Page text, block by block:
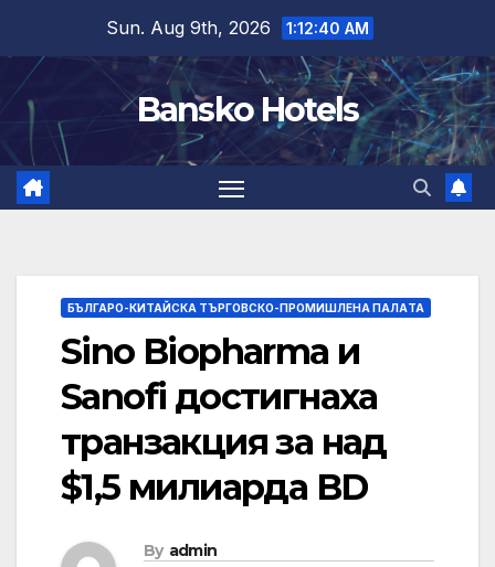
content
Sun. Aug 9th, 2026 1:12:41 AM
Bansko Hotels
БЪЛГАРО-КИТАЙСКА ТЪРГОВСКО-ПРОМИШЛЕНА ПАЛAТА
Sino Biopharma и
Sanofi достигнаха
транзакция за над
$1,5 милиарда BD
By admin